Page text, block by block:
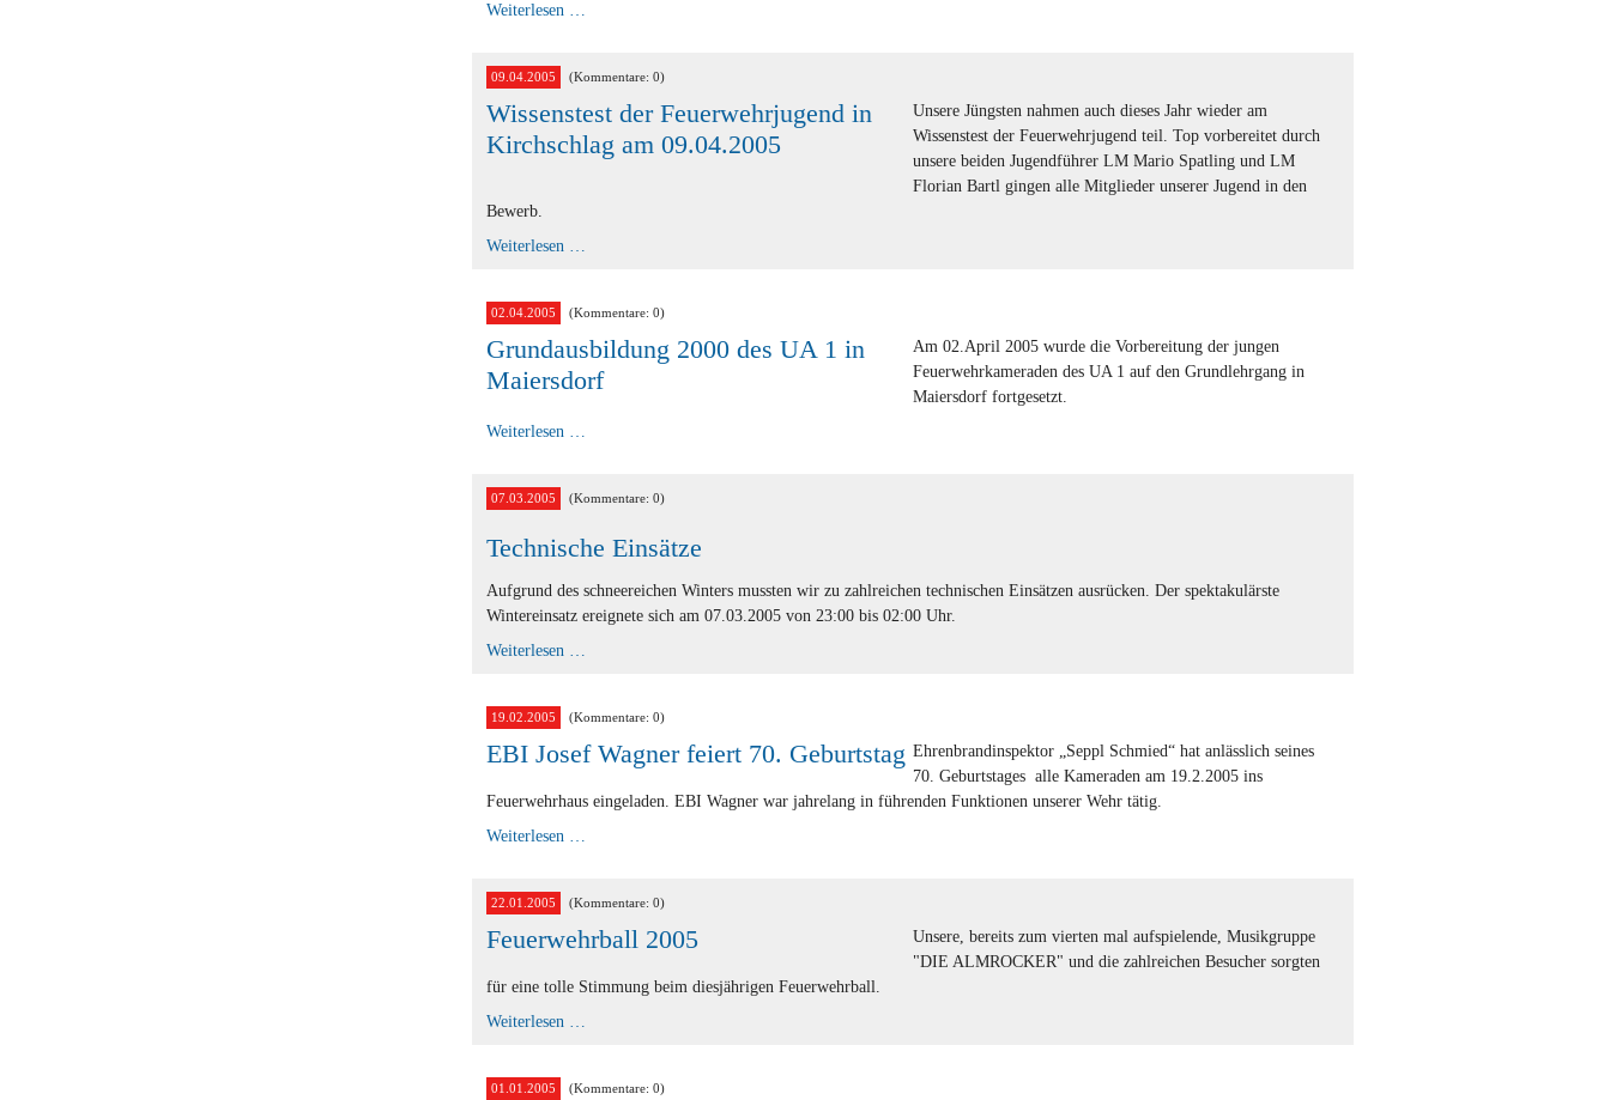
Weiterlesen …
09.04.2005 (Kommentare: 0)
Wissenstest der Feuerwehrjugend in
Kirchschlag am 09.04.2005
Unsere Jüngsten nahmen auch dieses Jahr wieder am
Wissenstest der Feuerwehrjugend teil. Top vorbereitet durch
unsere beiden Jugendführer LM Mario Spatling und LM
Florian Bartl gingen alle Mitglieder unserer Jugend in den
Bewerb.
Weiterlesen …
Kirchschlag
09.04.2005
02.04.2005 (Kommentare: 0)
Grundausbildung 2000 des UA 1 in
Maiersdorf
Am 02.April 2005 wurde die Vorbereitung der jungen
Feuerwehrkameraden des UA 1 auf den Grundlehrgang in
Maiersdorf fortgesetzt.
Weiterlesen …
1
07.03.2005 (Kommentare: 0)
Technische Einsätze
Aufgrund des schneereichen Winters mussten wir zu zahlreichen technischen Einsätzen ausrücken. Der spektakulärste
Wintereinsatz ereignete sich am 07.03.2005 von 23:00 bis 02:00 Uhr.
Weiterlesen …
19.02.2005 (Kommentare: 0)
EBI Josef Wagner feiert 70. Geburtstag Ehrenbrandinspektor „Seppl Schmied“ hat anlässlich seines
70. Geburtstages alle Kameraden am 19.2.2005 ins
Feuerwehrhaus eingeladen. EBI Wagner war jahrelang in führenden Funktionen unserer Wehr tätig.
Weiterlesen …
70.
22.01.2005 (Kommentare: 0)
Feuerwehrball 2005
Unsere, bereits zum vierten mal aufspielende, Musikgruppe
"DIE ALMROCKER" und die zahlreichen Besucher sorgten
für eine tolle Stimmung beim diesjährigen Feuerwehrball.
Weiterlesen …
01.01.2005 (Kommentare: 0)